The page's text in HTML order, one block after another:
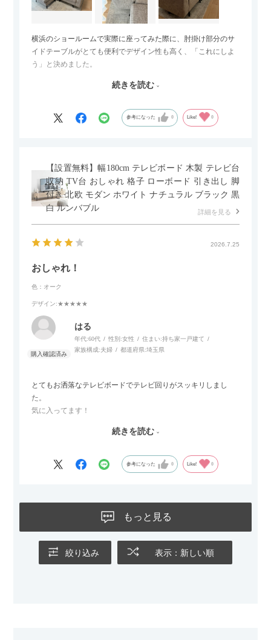
横浜のショールームで実際に座ってみた際に、肘掛け部分のサ
イドテーブルがとても便利でデザイン性も高く、「これにしよ
う」と決めました。
サイズは2.5人掛けですが、幅184cmとコンパクトなので圧迫感
グとのバランスもぴったりで、リビング全体がすっきり見えま
ないのもお気に入りのポイントです。さらに、わが家はソファ
の後ろ側を通ることも多い間取りなので、背面まできれいに仕
上げられているデザインも気に入っています。どの角度から見
ても美しく、空間の印象を損ないません。
わが家のホテルライク×ジャパンディのインテリアにも自然にな
また、カウチのように足を伸ばしてくつろげるスタイルが理想
だったので、それが叶って大満足です。オットマンは自由に動
かせるため、普段はカウチとして使い、来客時には離してスツ
ールとして使えるなど、使い勝手の良さも魅力だと感じていま
続きを読む
参考になった 0 Like! 0
【設置無料】幅180cm テレビボード 木製 テレビ台
収納 TV台 おしゃれ 格子 ローボード 引き出し 脚
付き 北欧 モダン ホワイト ナチュラル ブラック 黒
白 ルンバブル
詳細を見る
2026.7.25
おしゃれ！
色：オーク
デザイン:★★★★★
はる
年代:60代 性別:女性 住まい:持ち家一戸建て
家族構成:夫婦 都道府県:埼玉県
とてもお洒落なテレビボードでテレビ回りがスッキリしまし
た。
気に入ってます！
Blu-rayレコーダーをボードの扉にしまったところリモコンが閉
なので星4つにします
続きを読む
参考になった 0 Like! 0
もっと見る
絞り込み 表示：新しい順